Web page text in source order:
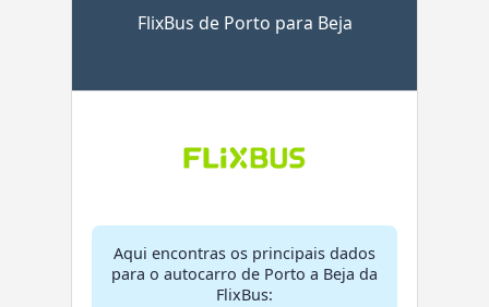
FlixBus de Porto para Beja
Aqui encontras os principais dados
para o autocarro de Porto a Beja da
FlixBus: